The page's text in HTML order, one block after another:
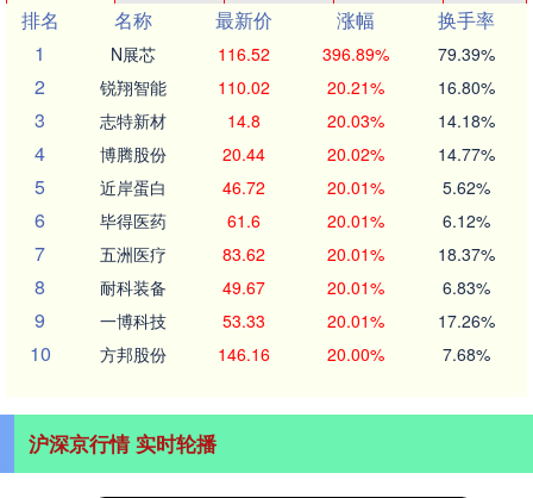
排名
名称 最新价 涨幅
换手率
1
N展芯 116.52 396.89% 79.39%
2 锐翔智能 110.02 20.21% 16.80%
3 志特新材 14.8 20.03% 14.18%
4 博腾股份 20.44 20.02% 14.77%
5 近岸蛋白 46.72 20.01% 5.62%
6 毕得医药 61.6 20.01% 6.12%
7 五洲医疗 83.62 20.01% 18.37%
8 耐科装备 49.67 20.01% 6.83%
9 一博科技 53.33 20.01% 17.26%
10 方邦股份 146.16 20.00% 7.68%
沪深京行情 实时轮播